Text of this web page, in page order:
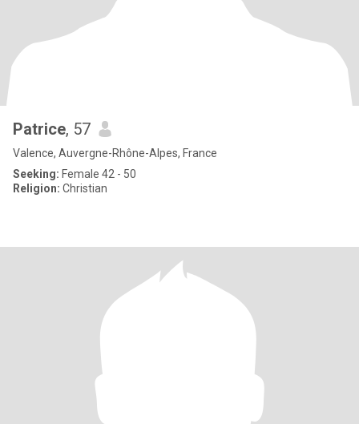
Patrice, 57
Valence, Auvergne-Rhône-Alpes, France
Seeking: Female 42 - 50
Religion: Christian